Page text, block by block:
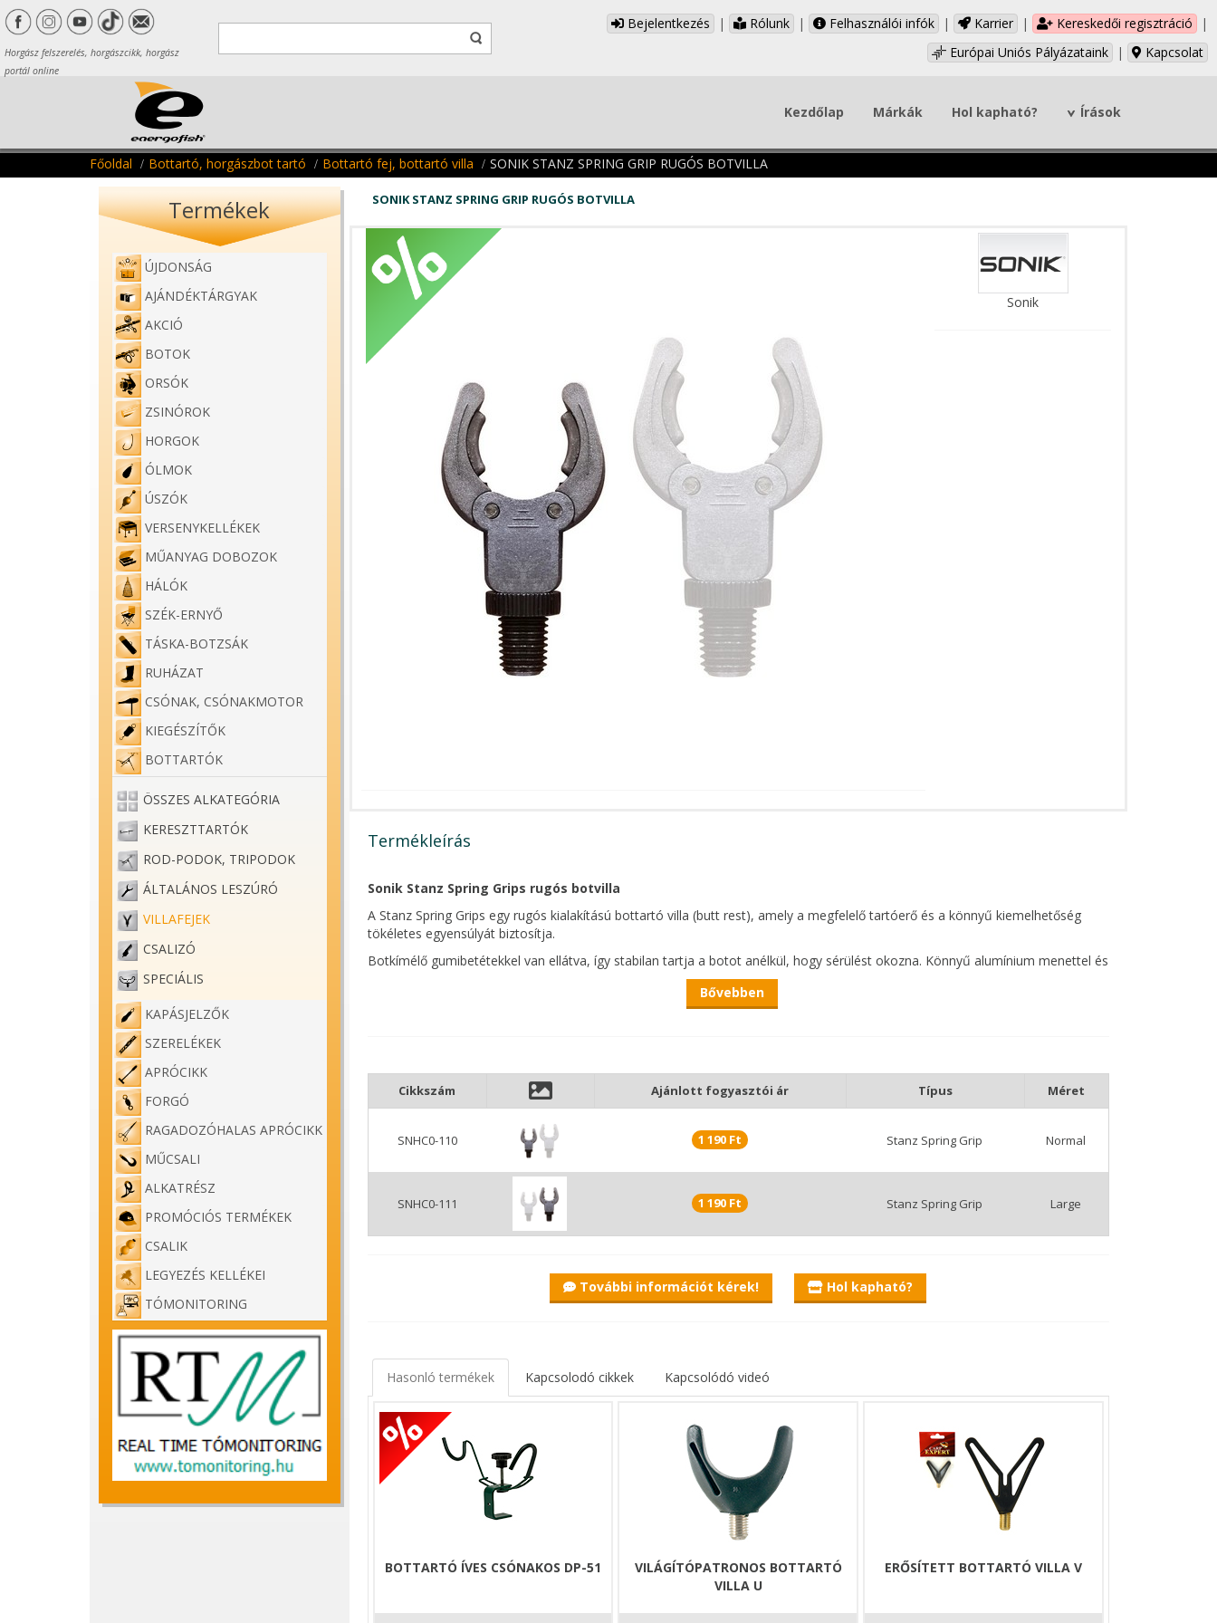
Horgász felszerelés, horgászcikk, horgász
portál online
Bejelentkezés | Rólunk | Felhasználói infók | Karrier | Kereskedői regisztráció
|
Európai Uniós Pályázataink
| Kapcsolat
Kezdőlap Márkák Hol kapható? Írások
Főoldal Bottartó, horgászbot tartó Bottartó fej, bottartó villa SONIK STANZ SPRING GRIP RUGÓS BOTVILLA
Termékek
ÚJDONSÁG
AJÁNDÉKTÁRGYAK
AKCIÓ
BOTOK
ORSÓK
ZSINÓROK
HORGOK
ÓLMOK
ÚSZÓK
VERSENYKELLÉKEK
MŰANYAG DOBOZOK
HÁLÓK
SZÉK-ERNYŐ
TÁSKA-BOTZSÁK
RUHÁZAT
CSÓNAK, CSÓNAKMOTOR
KIEGÉSZÍTŐK
BOTTARTÓK
ÖSSZES ALKATEGÓRIA
KERESZTTARTÓK
ROD-PODOK, TRIPODOK
ÁLTALÁNOS LESZÚRÓ
VILLAFEJEK
CSALIZÓ
SPECIÁLIS
KAPÁSJELZŐK
SZERELÉKEK
APRÓCIKK
FORGÓ
RAGADOZÓHALAS APRÓCIKK
MŰCSALI
ALKATRÉSZ
PROMÓCIÓS TERMÉKEK
CSALIK
LEGYEZÉS KELLÉKEI
TÓMONITORING
SONIK STANZ SPRING GRIP RUGÓS BOTVILLA
Sonik
Termékleírás
Sonik Stanz Spring Grips rugós botvilla
A Stanz Spring Grips egy rugós kialakítású bottartó villa (butt rest), amely a megfelelő tartóerő és a könnyű kiemelhetőség
tökéletes egyensúlyát biztosítja.
Botkímélő gumibetétekkel van ellátva, így stabilan tartja a botot anélkül, hogy sérülést okozna. Könnyű alumínium menettel és
pozicionáló gallérral szerelt, ami gyors és egyszerű beállítást tesz lehetővé. Standard és nagy méretben is elérhető, így
Könnyű alumínium menet és pozicionáló gallér
Standard és nagy méretben elérhető
Bővebben
Cikkszám Ajánlott fogyasztói ár Típus Méret
SNHC0-110 1 190 Ft Stanz Spring Grip Normal
SNHC0-111 1 190 Ft Stanz Spring Grip Large
További információt kérek! Hol kapható?
Hasonló termékek Kapcsolodó cikkek Kapcsolódó videó
BOTTARTÓ ÍVES CSÓNAKOS DP-51
VILÁGÍTÓPATRONOS BOTTARTÓ
VILLA U
ERŐSÍTETT BOTTARTÓ VILLA V